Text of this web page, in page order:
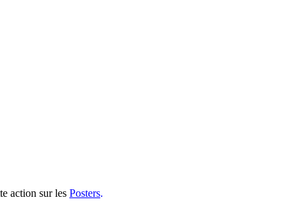
action sur les Posters.